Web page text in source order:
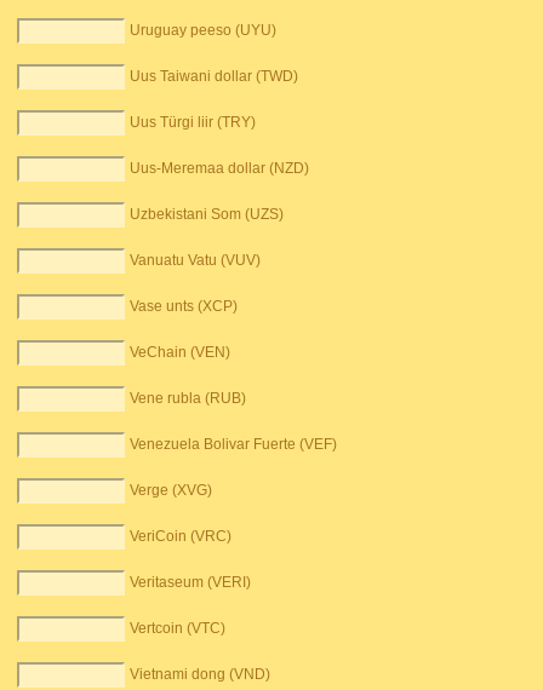
Uruguay peeso (UYU)
Uus Taiwani dollar (TWD)
Uus Türgi liir (TRY)
Uus-Meremaa dollar (NZD)
Uzbekistani Som (UZS)
Vanuatu Vatu (VUV)
Vase unts (XCP)
VeChain (VEN)
Vene rubla (RUB)
Venezuela Bolivar Fuerte (VEF)
Verge (XVG)
VeriCoin (VRC)
Veritaseum (VERI)
Vertcoin (VTC)
Vietnami dong (VND)